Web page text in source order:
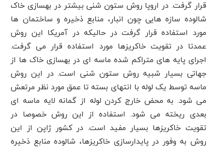
قرار گرفت. در اروپا روش ستون شنی بیشتر در بهسازی خاک
شالوده سازه هایی چون انبار، منابع ذخیره و ساختمان ها
مورد استفاده قرار گرفت در حالیکه در آمریکا این روش
عمدتا در تقویت خاکریزها مورد استفاده قرار می گرفت.
اجرای پایه های متراکم شده ماسه ای در بهسازی خاک ها از
جهاتی بسیار شبیه روش ستون شنی است. در این روش
ماسه توسط یک لوله با انتهای بسته تا عمق مورد نظر مرتعش
می شود. به محض خارج کردن لوله از گمانه لایه ماسه ای
بعدی ریخته می شود. استفاده از این روش خصوصا در
تقویت خاکریزها بسیار مفید است. در کشور ژاپن از این
روش به وفور در پایدارسازی خاکریزها، شالوده منابع ذخیره